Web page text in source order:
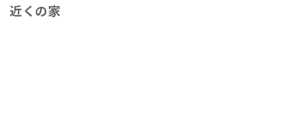
近くの家